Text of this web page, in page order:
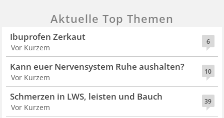
Aktuelle Top Themen
6
Ibuprofen Zerkaut
Vor Kurzem
10
Kann euer Nervensystem Ruhe aushalten?
Vor Kurzem
39
Schmerzen in LWS, leisten und Bauch
Vor Kurzem